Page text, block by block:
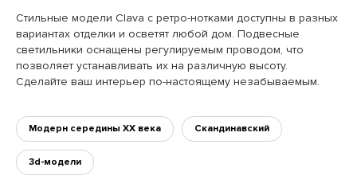
Стильные модели Clava с ретро-нотками доступны в разных
вариантах отделки и осветят любой дом. Подвесные
светильники оснащены регулируемым проводом, что
позволяет устанавливать их на различную высоту.
Сделайте ваш интерьер по-настоящему незабываемым.
Модерн середины XX века Скандинавский
3d-модели